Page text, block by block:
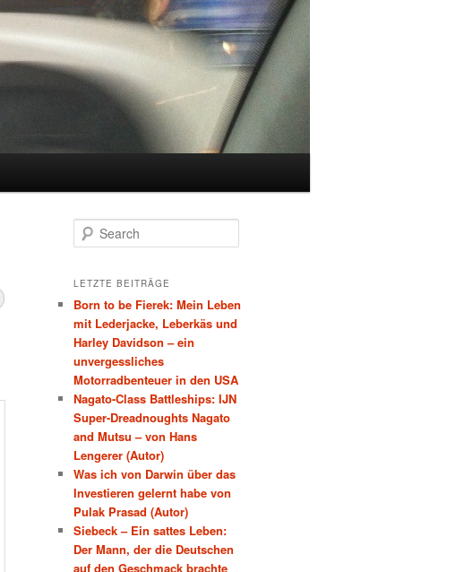
Search
LETZTE BEITRÄGE
Born to be Fierek: Mein Leben
mit Lederjacke, Leberkäs und
Harley Davidson – ein
unvergessliches
Motorradbenteuer in den USA
Nagato-Class Battleships: IJN
Super-Dreadnoughts Nagato
and Mutsu – von Hans
Lengerer (Autor)
Was ich von Darwin über das
Investieren gelernt habe von
Pulak Prasad (Autor)
Siebeck – Ein sattes Leben:
Der Mann, der die Deutschen
auf den Geschmack brachte